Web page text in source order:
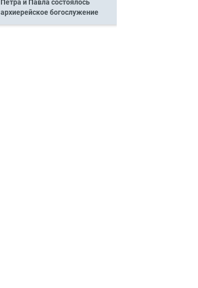
Петра и Павла состоялось
архиерейское богослужение